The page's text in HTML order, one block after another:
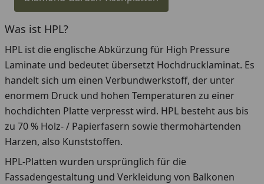
Was ist HPL?
HPL ist die englische Abkürzung für High Pressure
Laminate und bedeutet übersetzt Hochdrucklaminat. Es
handelt sich um einen Verbundwerkstoff, der unter
enormem Druck und hohen Temperaturen zu einer
hochdichten Platte verpresst wird. HPL besteht aus bis
zu 70 % Holz- / Papierfasern sowie thermohärtenden
Harzen, also Kunststoffen.
HPL-Platten wurden ursprünglich für die
Fassadengestaltung und Verkleidung von Balkonen